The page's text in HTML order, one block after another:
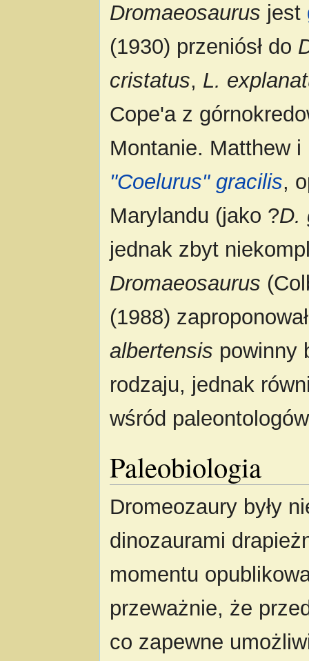
Dromaeosaurus jest
(1930) przeniósł do
cristatus, L.
Cope'a z
Montanie. Matthew i
"Coelurus" gracilis,
Marylandu (jako ?D.
jednak zbyt
Dromaeosaurus
(1988)
albertensis powinny
rodzaju, jednak
wśród
Paleobiologia
Dromeozaury były
dinozaurami
momentu
przeważnie, że
co zapewne